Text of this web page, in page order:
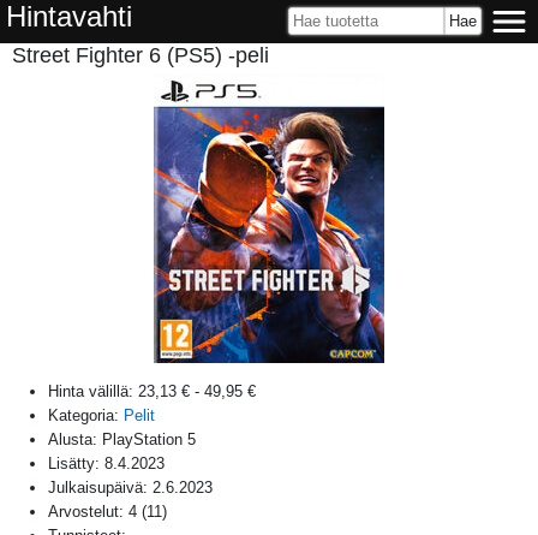
Hintavahti
Street Fighter 6 (PS5) -peli
Hinta välillä: 23,13 € - 49,95 €
Kategoria: Pelit
Alusta: PlayStation 5
Lisätty: 8.4.2023
Julkaisupäivä: 2.6.2023
Arvostelut: 4 (11 )